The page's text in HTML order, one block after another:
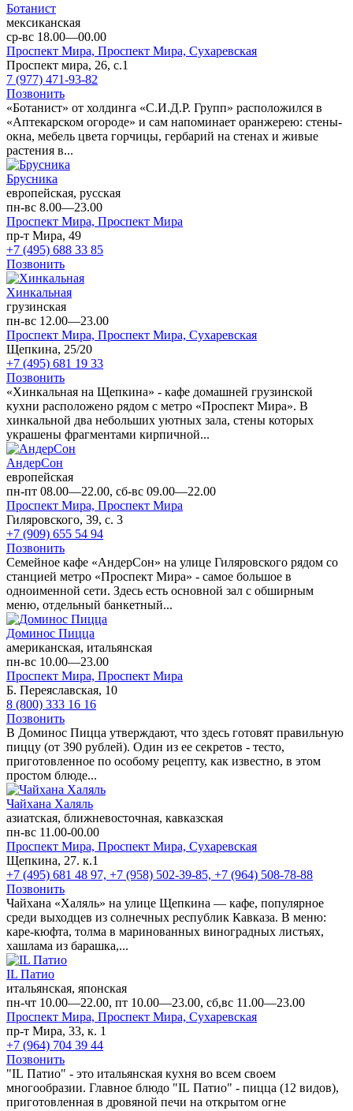
Ботанист
мексиканская
ср-вс 18.00—00.00
Проспект Мира, Проспект Мира, Сухаревская
Проспект мира, 26, с.1
7 (977) 471-93-82
Позвонить
«Ботанист» от холдинга «С.И.Д.Р. Групп» расположился в
«Аптекарском огороде» и сам напоминает оранжерею: стены-
окна, мебель цвета горчицы, гербарий на стенах и живые
растения в...
Брусника
европейская, русская
пн-вс 8.00—23.00
Проспект Мира, Проспект Мира
пр-т Мира, 49
+7 (495) 688 33 85
Позвонить
Хинкальная
грузинская
пн-вс 12.00—23.00
Проспект Мира, Проспект Мира, Сухаревская
Щепкина, 25/20
+7 (495) 681 19 33
Позвонить
«Хинкальная на Щепкина» - кафе домашней грузинской
кухни расположено рядом с метро «Проспект Мира». В
хинкальной два небольших уютных зала, стены которых
украшены фрагментами кирпичной...
АндерСон
европейская
пн-пт 08.00—22.00, сб-вс 09.00—22.00
Проспект Мира, Проспект Мира
Гиляровского, 39, с. 3
+7 (909) 655 54 94
Позвонить
Семейное кафе «АндерСон» на улице Гиляровского рядом со
станцией метро «Проспект Мира» - самое большое в
одноименной сети. Здесь есть основной зал с обширным
меню, отдельный банкетный...
Доминос Пицца
американская, итальянская
пн-вс 10.00—23.00
Проспект Мира, Проспект Мира
Б. Переяславская, 10
8 (800) 333 16 16
Позвонить
В Доминос Пицца утверждают, что здесь готовят правильную
пиццу (от 390 рублей). Один из ее секретов - тесто,
приготовленное по особому рецепту, как известно, в этом
простом блюде...
Чайхана Халяль
азиатская, ближневосточная, кавказская
пн-вс 11.00-00.00
Проспект Мира, Проспект Мира, Сухаревская
Щепкина, 27. к.1
+7 (495) 681 48 97, +7 (958) 502-39-85, +7 (964) 508-78-88
Позвонить
Чайхана «Халяль» на улице Щепкина — кафе, популярное
среди выходцев из солнечных республик Кавказа. В меню:
каре-кюфта, толма в маринованных виноградных листьях,
хашлама из барашка,...
IL Патио
итальянская, японская
пн-чт 10.00—22.00, пт 10.00—23.00, сб,вс 11.00—23.00
Проспект Мира, Проспект Мира, Сухаревская
пр-т Мира, 33, к. 1
+7 (964) 704 39 44
Позвонить
"IL Патио" - это итальянская кухня во всем своем
многообразии. Главное блюдо "IL Патио" - пицца (12 видов),
приготовленная в дровяной печи на открытом огне